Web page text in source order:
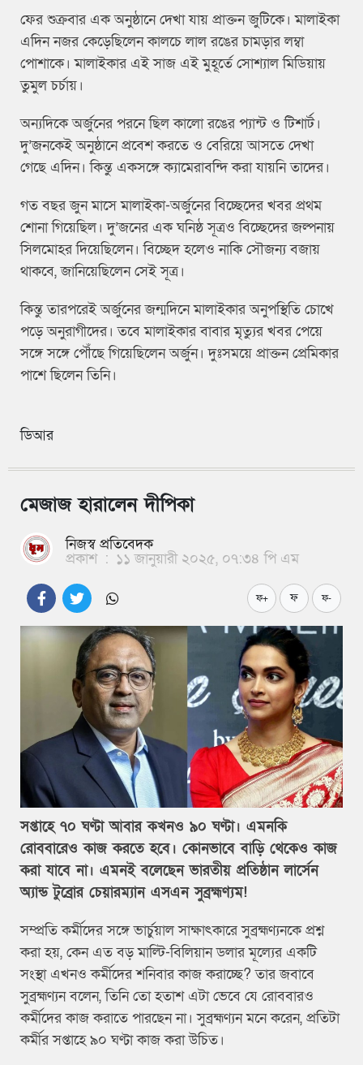
ফের শুক্রবার এক অনুষ্ঠানে দেখা যায় প্রাক্তন জুটিকে। মালাইকা
এদিন নজর কেড়েছিলেন কালচে লাল রঙের চামড়ার লম্বা
পোশাকে। মালাইকার এই সাজ এই মুহূর্তে সোশ্যাল মিডিয়ায়
তুমুল চর্চায়।
অন্যদিকে অর্জুনের পরনে ছিল কালো রঙের প্যান্ট ও টিশার্ট।
দু’জনকেই অনুষ্ঠানে প্রবেশ করতে ও বেরিয়ে আসতে দেখা
গেছে এদিন। কিন্তু একসঙ্গে ক্যামেরাবন্দি করা যায়নি তাদের।
গত বছর জুন মাসে মালাইকা-অর্জুনের বিচ্ছেদের খবর প্রথম
শোনা গিয়েছিল। দু’জনের এক ঘনিষ্ঠ সূত্রও বিচ্ছেদের জল্পনায়
সিলমোহর দিয়েছিলেন। বিচ্ছেদ হলেও নাকি সৌজন্য বজায়
থাকবে, জানিয়েছিলেন সেই সূত্র।
কিন্তু তারপরেই অর্জুনের জন্মদিনে মালাইকার অনুপস্থিতি চোখে
পড়ে অনুরাগীদের। তবে মালাইকার বাবার মৃত্যুর খবর পেয়ে
সঙ্গে সঙ্গে পৌঁছে গিয়েছিলেন অর্জুন। দুঃসময়ে প্রাক্তন প্রেমিকার
পাশে ছিলেন তিনি।
ডিআর
মেজাজ হারালেন দীপিকা
নিজস্ব প্রতিবেদক
প্রকাশ : ১১ জানুয়ারী ২০২৫, ০৭:৩৪ পি এম
ফ+ ফ ফ-
সপ্তাহে ৭০ ঘণ্টা আবার কখনও ৯০ ঘণ্টা। এমনকি
রোববারেও কাজ করতে হবে। কোনভাবে বাড়ি থেকেও কাজ
করা যাবে না। এমনই বলেছেন ভারতীয় প্রতিষ্ঠান লার্সেন
অ্যান্ড টুব্রোর চেয়ারম্যান এসএন সুব্রহ্মণ্যম!
সম্প্রতি কর্মীদের সঙ্গে ভার্চুয়াল সাক্ষাৎকারে সুব্রহ্মণ্যনকে প্রশ্ন
করা হয়, কেন এত বড় মাল্টি-বিলিয়ান ডলার মূল্যের একটি
সংস্থা এখনও কর্মীদের শনিবার কাজ করাচ্ছে? তার জবাবে
সুব্রহ্মণ্যন বলেন, তিনি তো হতাশ এটা ভেবে যে রোববারও
কর্মীদের কাজ করাতে পারছেন না। সুব্রহ্মণ্যন মনে করেন, প্রতিটা
কর্মীর সপ্তাহে ৯০ ঘণ্টা কাজ করা উচিত।